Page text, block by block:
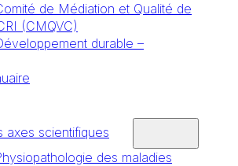
de Médiation et Qualité de
(CMQVC)
durable –
axes scientifiques
des maladies